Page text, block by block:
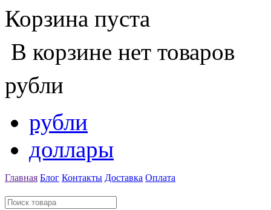
Корзина пуста
В корзине нет товаров
рубли
рубли
доллары
Главная Блог Контакты Доставка Оплата